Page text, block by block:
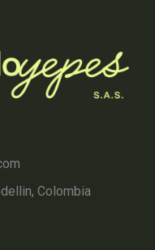
Colombia